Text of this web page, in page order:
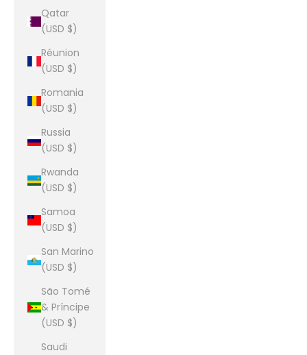
Qatar
(USD $)
Réunion
(USD $)
Romania
(USD $)
Russia
(USD $)
Rwanda
(USD $)
Samoa
(USD $)
San Marino
(USD $)
São Tomé
& Príncipe
(USD $)
Saudi